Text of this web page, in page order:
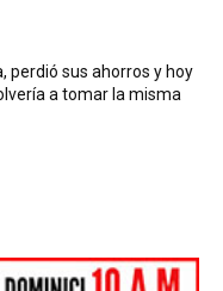
perdió sus ahorros y hoy
a tomar la misma